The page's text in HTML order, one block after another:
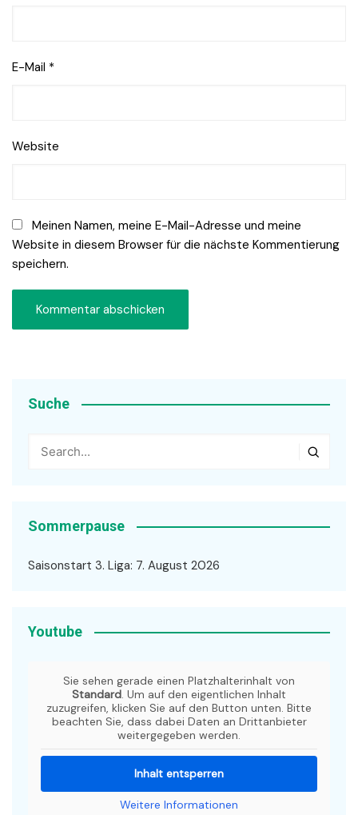
E-Mail *
Website
Meinen Namen, meine E-Mail-Adresse und meine
Website in diesem Browser für die nächste Kommentierung
speichern.
Suche
Sommerpause
Saisonstart 3. Liga: 7. August 2026
Youtube
Sie sehen gerade einen Platzhalterinhalt von
Standard. Um auf den eigentlichen Inhalt
zuzugreifen, klicken Sie auf den Button unten. Bitte
beachten Sie, dass dabei Daten an Drittanbieter
weitergegeben werden.
Inhalt entsperren
Weitere Informationen